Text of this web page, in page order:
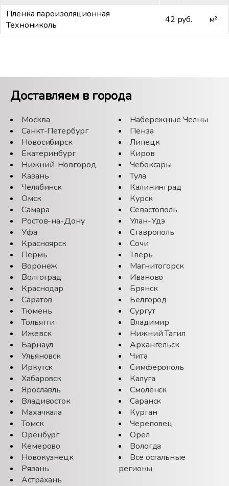
Пленка пароизоляционная
Технониколь
42 руб. м²
Доставляем в города
Москва
Санкт-Петербург
Новосибирск
Екатеринбург
Нижний-Новгород
Казань
Челябинск
Омск
Самара
Ростов-на-Дону
Уфа
Красноярск
Пермь
Воронеж
Волгоград
Краснодар
Саратов
Тюмень
Тольятти
Ижевск
Барнаул
Ульяновск
Иркутск
Хабаровск
Ярославль
Владивосток
Махачкала
Томск
Оренбург
Кемерово
Новокузнецк
Рязань
Астрахань
Набережные Челны
Пенза
Липецк
Киров
Чебоксары
Тула
Калининград
Курск
Севастополь
Улан-Удэ
Ставрополь
Сочи
Тверь
Магнитогорск
Иваново
Брянск
Белгород
Сургут
Владимир
Нижний Тагил
Архангельск
Чита
Симферополь
Калуга
Смоленск
Саранск
Курган
Череповец
Орёл
Вологда
Все остальные
регионы